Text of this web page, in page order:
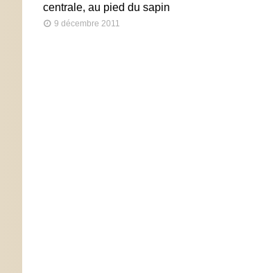
centrale, au pied du sapin
9 décembre 2011